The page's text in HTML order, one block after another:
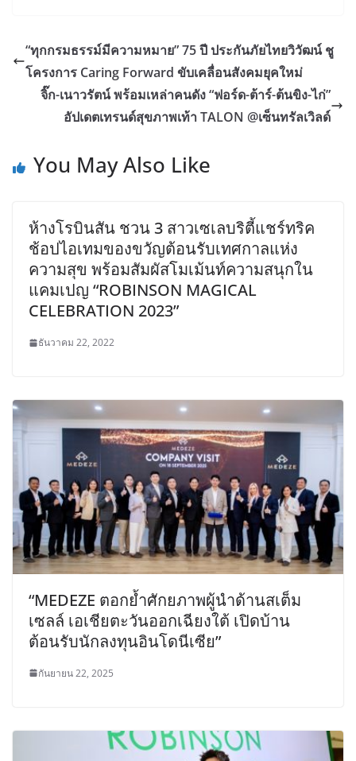
“ทุกกรมธรรม์มีความหมาย” 75 ปี ประกันภัยไทยวิวัฒน์ ชู
โครงการ Caring Forward ขับเคลื่อนสังคมยุคใหม่
จิ๊ก-เนาวรัตน์ พร้อมเหล่าคนดัง “ฟอร์ด-ต้าร์-ต้นขิง-ไก่”
อัปเดตเทรนด์สุขภาพเท้า TALON @เซ็นทรัลเวิลด์
You May Also Like
ห้างโรบินสัน ชวน 3 สาวเซเลบริตี้แชร์ทริค
ช้อปไอเทมของขวัญต้อนรับเทศกาลแห่ง
ความสุข พร้อมสัมผัสโมเม้นท์ความสนุกใน
แคมเปญ “ROBINSON MAGICAL
CELEBRATION 2023”
ธันวาคม 22, 2022
“MEDEZE ตอกย้ำศักยภาพผู้นำด้านสเต็ม
เซลล์ เอเชียตะวันออกเฉียงใต้ เปิดบ้าน
ต้อนรับนักลงทุนอินโดนีเซีย”
กันยายน 22, 2025